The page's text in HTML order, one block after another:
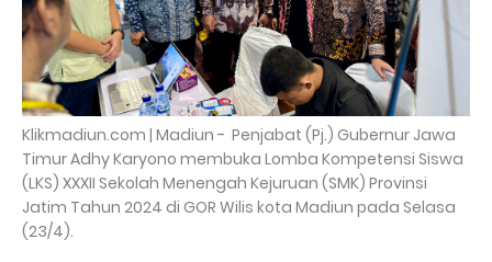
Klikmadiun.com | Madiun - Penjabat (Pj.) Gubernur Jawa
Timur Adhy Karyono membuka Lomba Kompetensi Siswa
(LKS) XXXII Sekolah Menengah Kejuruan (SMK) Provinsi
Jatim Tahun 2024 di GOR Wilis kota Madiun pada Selasa
(23/4).